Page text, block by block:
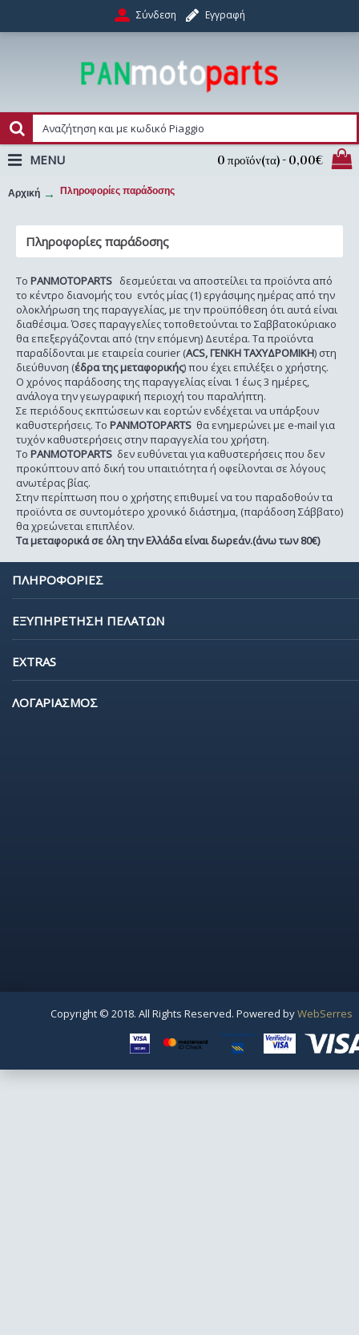
Σύνδεση Εγγραφή
0 προϊόν(τα) - 0,00€
MENU
Αρχική Πληροφορίες παράδοσης
Πληροφορίες παράδοσης
To PANMOTOPARTS δεσμεύεται να αποστείλει τα προϊόντα από
το κέντρο διανομής του εντός μίας (1) εργάσιμης ημέρας από την
ολοκλήρωση της παραγγελίας, με την προϋπόθεση ότι αυτά είναι
διαθέσιμα. Όσες παραγγελίες τοποθετούνται το Σαββατοκύριακο
θα επεξεργάζονται από (την επόμενη) Δευτέρα. Τα προϊόντα
παραδίδονται με εταιρεία courier (ACS, ΓΕΝΚΗ ΤΑXΥΔΡΟΜΙΚΗ) στη
διεύθυνση (έδρα της μεταφορικής) που έχει επιλέξει ο χρήστης.
Ο χρόνος παράδοσης της παραγγελίας είναι 1 έως 3 ημέρες,
ανάλογα την γεωγραφική περιοχή του παραλήπτη.
Σε περιόδους εκπτώσεων και εορτών ενδέχεται να υπάρξουν
καθυστερήσεις. Το PANMOTOPARTS θα ενημερώνει με e-mail για
τυχόν καθυστερήσεις στην παραγγελία του χρήστη.
Το PANMOTOPARTS δεν ευθύνεται για καθυστερήσεις που δεν
προκύπτουν από δική του υπαιτιότητα ή οφείλονται σε λόγους
ανωτέρας βίας.
Στην περίπτωση που ο χρήστης επιθυμεί να του παραδοθούν τα
προϊόντα σε συντομότερο χρονικό διάστημα, (παράδοση Σάββατο)
θα χρεώνεται επιπλέον.
Τα μεταφορικά σε όλη την Ελλάδα είναι δωρεάν.(άνω των 80€)
ΠΛΗΡΟΦΟΡΙΕΣ
ΕΞΥΠΗΡΕΤΗΣΗ ΠΕΛΑΤΩΝ
EXTRAS
ΛΟΓΑΡΙΑΣΜΟΣ
Copyright © 2018. All Rights Reserved. Powered byWebSerres